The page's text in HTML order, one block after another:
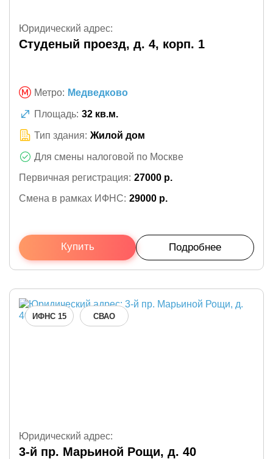
Юридический адрес:
Студеный проезд, д. 4, корп. 1
Метро: Медведково
Площадь: 32 кв.м.
Тип здания: Жилой дом
Для смены налоговой по Москве
Первичная регистрация: 27000 р.
Смена в рамках ИФНС: 29000 р.
Купить Подробнее
ИФНС 15 СВАО
Юридический адрес:
3-й пр. Марьиной Рощи, д. 40